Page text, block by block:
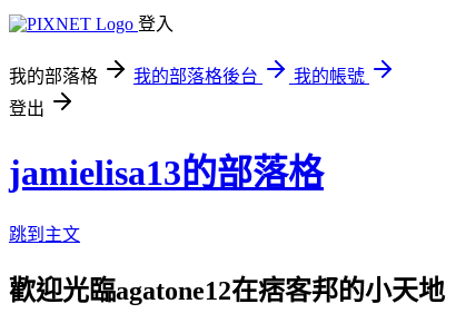
登入
我的部落格 我的部落格後台
我的帳號
登出
jamielisa13的部落格
跳到主文
歡迎光臨agatone12在痞客邦的小天地